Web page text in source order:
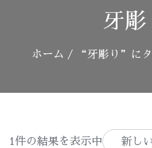
牙彫
ホーム / “牙彫り”にタ
1件の結果を表示中